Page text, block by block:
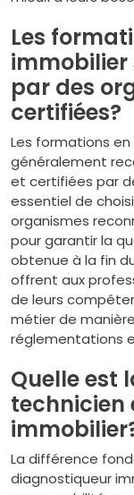
Les
immobilier
par des
certifiées?
Les formations
généralement
et certifiées par
essentiel de
organismes
pour garantir la
obtenue à la fin
offrent aux
de leurs
métier de
réglementations
Quelle est
technicien
La différence
diagnostiqueur